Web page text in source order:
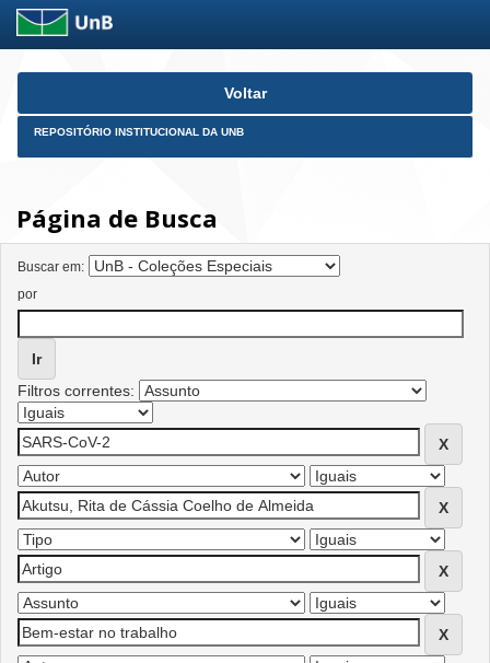
Skip
Voltar
REPOSITÓRIO INSTITUCIONAL DA UNB
Página de Busca
Buscar em:
por
Filtros correntes: